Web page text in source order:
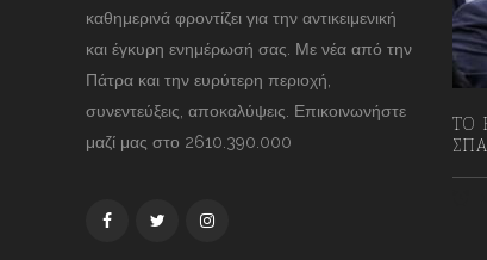
καθημερινά φροντίζει για την αντικειμενική
και έγκυρη ενημέρωσή σας. Με νέα από την
Πάτρα και την ευρύτερη περιοχή,
συνεντεύξεις, αποκαλύψεις. Επικοινωνήστε
μαζί μας στο 2610.390.000
ΤΟ